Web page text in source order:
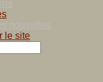
nouvelles
le site